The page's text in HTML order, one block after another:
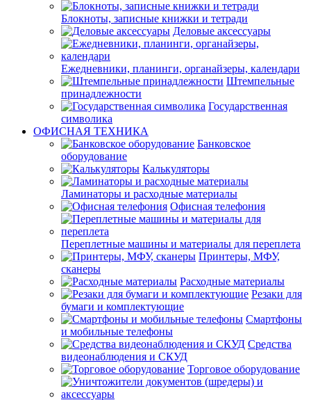
Блокноты, записные книжки и тетради
Деловые аксессуары
Ежедневники, планинги, органайзеры, календари
Штемпельные
принадлежности
Государственная
символика
ОФИСНАЯ ТЕХНИКА
Банковское
оборудование
Калькуляторы
Ламинаторы и расходные материалы
Офисная телефония
Переплетные машины и материалы для переплета
Принтеры, МФУ,
сканеры
Расходные материалы
Резаки для
бумаги и комплектующие
Смартфоны
и мобильные телефоны
Средства
видеонаблюдения и СКУД
Торговое оборудование